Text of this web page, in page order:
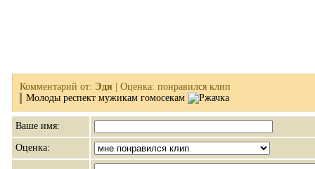
Комментарий от: Эдя | Оценка: понравился клип
Молоды респект мужикам гомосекам
Ваше имя:
Оценка: